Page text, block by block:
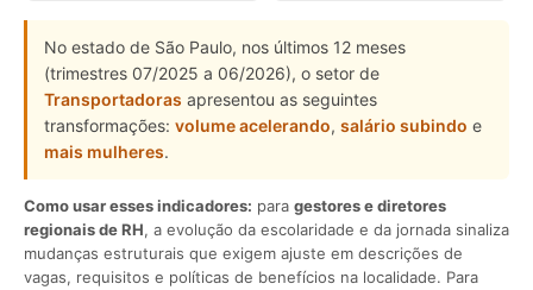
No estado de São Paulo, nos últimos 12 meses
(trimestres 07/2025 a 06/2026), o setor de
Transportadoras apresentou as seguintes
transformações: volume acelerando, salário subindo e
mais mulheres.
Como usar esses indicadores: para gestores e diretores
regionais de RH, a evolução da escolaridade e da jornada sinaliza
mudanças estruturais que exigem ajuste em descrições de
vagas, requisitos e políticas de benefícios na localidade. Para